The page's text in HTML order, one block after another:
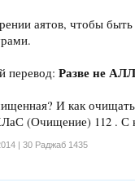
аятов, чтобы
перевод:Разве не
И как
(Очищение) 112 . С
| 30 Раджаб 1435